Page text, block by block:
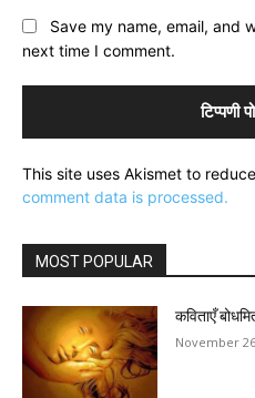
Save my name, email, and
next time I comment.
This site uses Akismet to
comment data is processed.
MOST POPULAR
कविताएँ
November